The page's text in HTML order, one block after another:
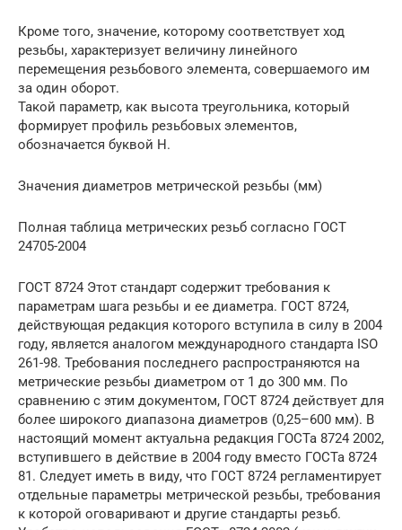
Кроме того, значение, которому соответствует ход
резьбы, характеризует величину линейного
перемещения резьбового элемента, совершаемого им
за один оборот.
Такой параметр, как высота треугольника, который
формирует профиль резьбовых элементов,
обозначается буквой H.
Значения диаметров метрической резьбы (мм)
Полная таблица метрических резьб согласно ГОСТ
24705-2004
ГОСТ 8724 Этот стандарт содержит требования к
параметрам шага резьбы и ее диаметра. ГОСТ 8724,
действующая редакция которого вступила в силу в 2004
году, является аналогом международного стандарта ISO
261-98. Требования последнего распространяются на
метрические резьбы диаметром от 1 до 300 мм. По
сравнению с этим документом, ГОСТ 8724 действует для
более широкого диапазона диаметров (0,25–600 мм). В
настоящий момент актуальна редакция ГОСТа 8724 2002,
вступившего в действие в 2004 году вместо ГОСТа 8724
81. Следует иметь в виду, что ГОСТ 8724 регламентирует
отдельные параметры метрической резьбы, требования
к которой оговаривают и другие стандарты резьб.